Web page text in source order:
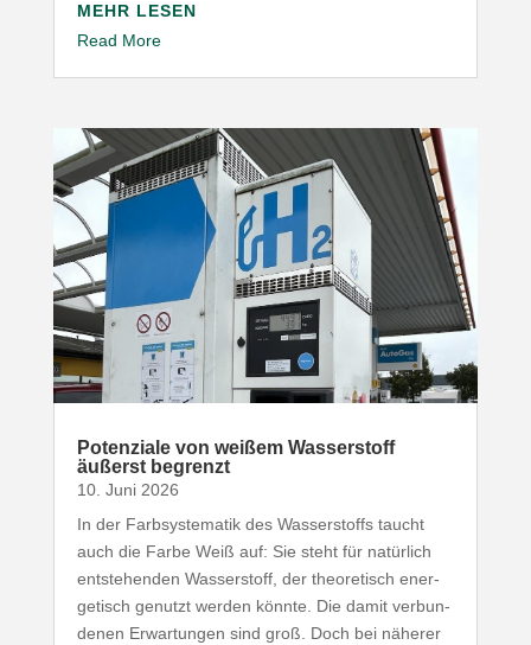
MEHR LESEN
Read More
Poten­ziale von weißem Wasser­stoff
äußerst begrenzt
10. Juni 2026
In der Farb­sys­te­matik des Wasser­stoffs taucht
auch die Farbe Weiß auf: Sie steht für natürlich
entste­henden Wasser­stoff, der theo­re­tisch ener­
ge­tisch genutzt werden könnte. Die damit verbun­
denen Erwar­tungen sind groß. Doch bei näherer